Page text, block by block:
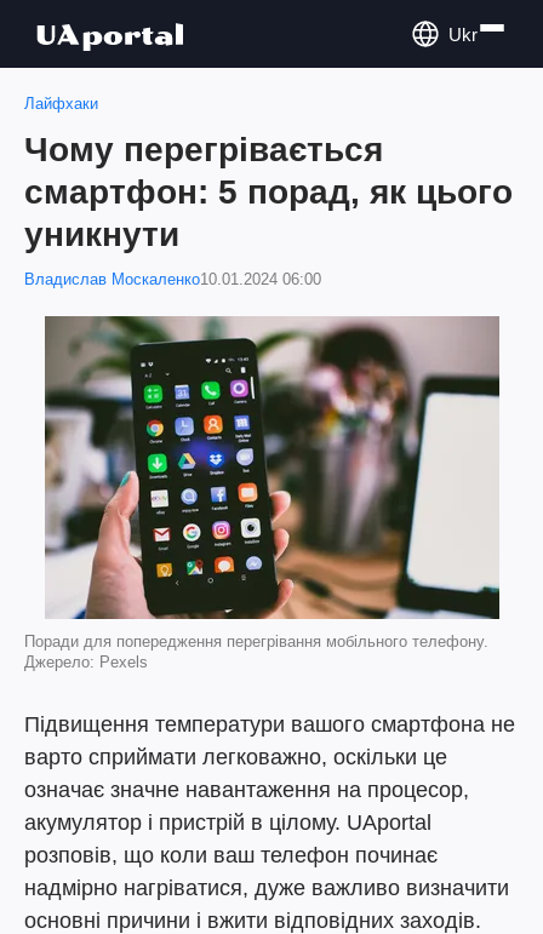
Ukr
Лайфхаки
Чому перегрівається
смартфон: 5 порад, як цього
уникнути
Владислав Москаленко10.01.2024 06:00
Поради для попередження перегрівання мобільного телефону.
Джерело: Pexels
Підвищення температури вашого смартфона не
варто сприймати легковажно, оскільки це
означає значне навантаження на процесор,
акумулятор і пристрій в цілому. UAportal
розповів, що коли ваш телефон починає
надмірно нагріватися, дуже важливо визначити
основні причини і вжити відповідних заходів.